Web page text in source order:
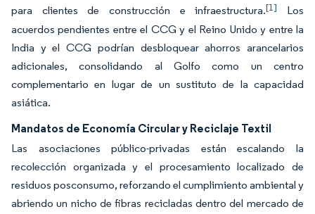
para clientes de construcción e infraestructura.[1]
Los
acuerdos pendientes entre el CCG y el Reino Unido y entre la
India y el CCG podrían desbloquear ahorros arancelarios
adicionales, consolidando al Golfo como un centro
complementario en lugar de un sustituto de la capacidad
asiática.
Mandatos de Economía Circular y Reciclaje Textil
Las asociaciones público-privadas están escalando la
recolección organizada y el procesamiento localizado de
residuos posconsumo, reforzando el cumplimiento ambiental y
abriendo un nicho de fibras recicladas dentro del mercado de